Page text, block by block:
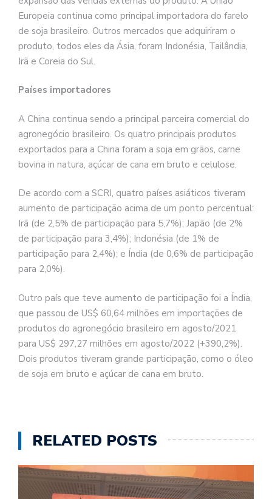
Europeia continua como principal importadora do farelo
de soja brasileiro. Outros mercados que adquiriram o
produto, todos eles da Ásia, foram Indonésia, Tailândia,
Irã e Coreia do Sul.
Países importadores
A China continua sendo a principal parceira comercial do
agronegócio brasileiro. Os quatro principais produtos
exportados para a China foram a soja em grãos, carne
bovina in natura, açúcar de cana em bruto e celulose.
De acordo com a SCRI, quatro países asiáticos tiveram
aumento de participação acima de um ponto percentual:
Irã (de 2,5% de participação para 5,7%); Japão (de 2%
de participação para 3,4%); Indonésia (de 1% de
participação para 2,4%); e Índia (de 0,6% de participação
para 2,0%).
Outro país que teve aumento de participação foi a Índia,
que passou de US$ 60,64 milhões em importações de
produtos do agronegócio brasileiro em agosto/2021
para US$ 297,27 milhões em agosto/2022 (+390,2%).
Dois produtos tiveram grande participação, como o óleo
de soja em bruto e açúcar de cana em bruto.
RELATED POSTS